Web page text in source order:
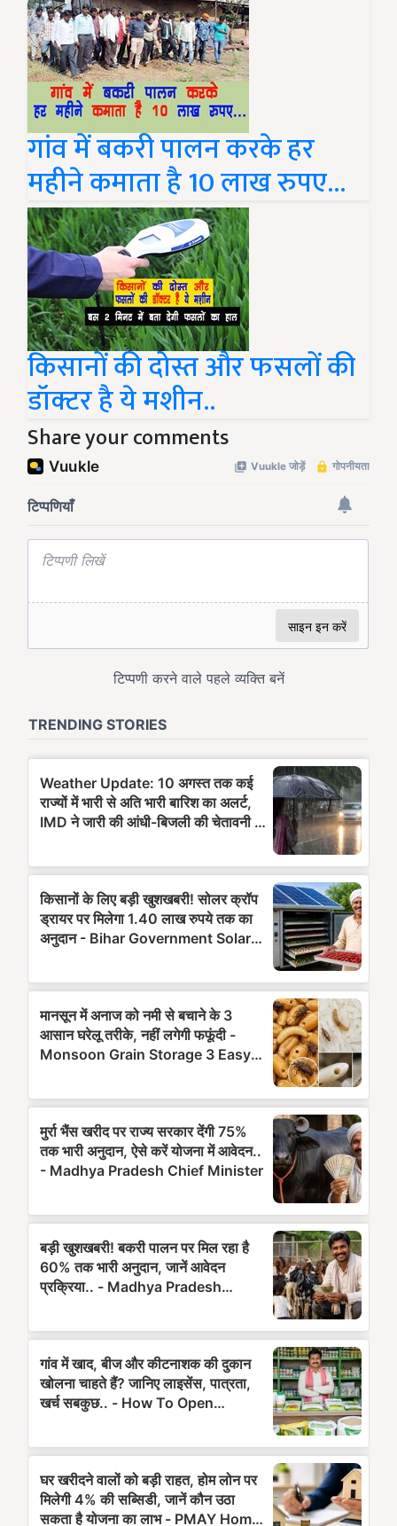
गांव में बकरी पालन करके हर
महीने कमाता है 10 लाख रुपए...
किसानों की दोस्त और फसलों की
डॉक्टर है ये मशीन..
Share your comments